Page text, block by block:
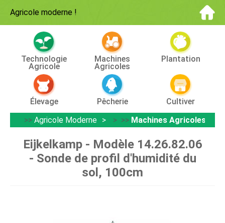
Agricole moderne !
Technologie
Agricole
Machines
Agricoles
Plantation
Élevage Pêcherie
Cultiver
>> Agricole Moderne > >> Machines Agricoles
Eijkelkamp - Modèle 14.26.82.06
- Sonde de profil d'humidité du
sol, 100cm